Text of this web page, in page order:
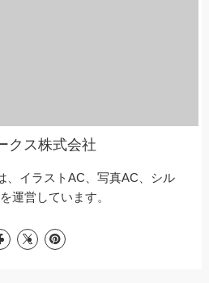
クス株式会社
、イラストAC、写真AC、シル
運営しています。